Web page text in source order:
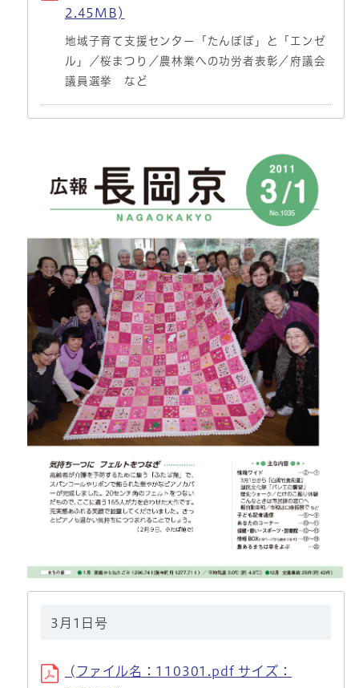
2.45MB)
地域子育て支援センター「たんぽぽ」と「エンゼ
ル」／桜まつり／農林業への功労者表彰／府議会
議員選挙 など
3月1日号
(ファイル名：110301.pdf サイズ：